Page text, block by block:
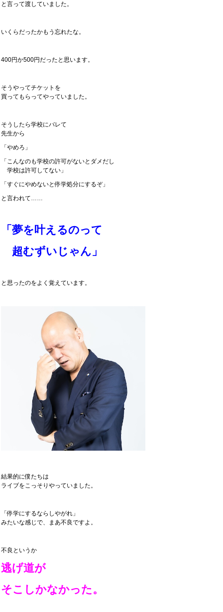
と言って渡していました。
いくらだったかもう忘れたな。
400円か500円だったと思います。
そうやってチケットを
買ってもらってやっていました。
そうしたら学校にバレて
先生から
「やめろ」
「こんなのも学校の許可がないとダメだし
学校は許可してない」
「すぐにやめないと停学処分にするぞ」
と言われて……
「夢を叶えるのって
超むずいじゃん」
と思ったのをよく覚えています。
結果的に僕たちは
ライブをこっそりやっていました。
「停学にするならしやがれ」
みたいな感じで、まあ不良ですよ。
不良というか
逃げ道が
そこしかなかった。